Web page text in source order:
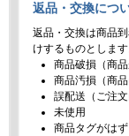
返品・交換につ
返品・交換は商品
けするものとします
商品破損（商品
商品汚損（商
誤配送（ご注
未使用
商品タグがは